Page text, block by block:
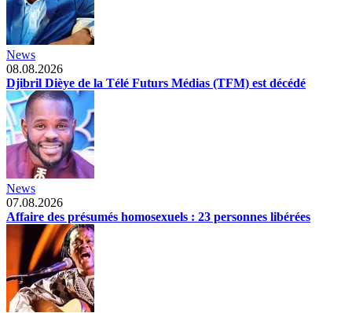
News
08.08.2026
Djibril Dièye de la Télé Futurs Médias (TFM) est décédé
News
07.08.2026
Affaire des présumés homosexuels : 23 personnes libérées